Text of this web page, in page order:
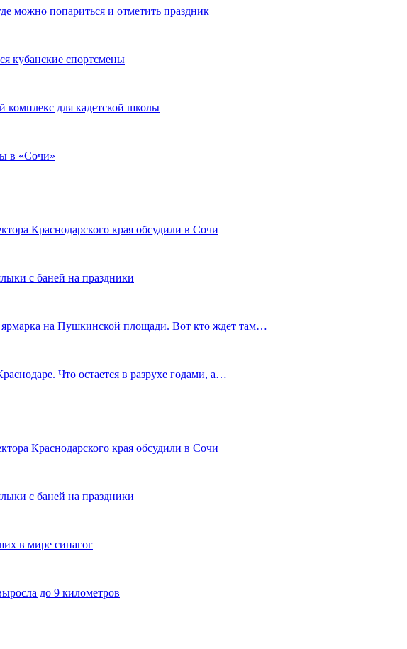
можно попариться и отметить праздник
кубанские спортсмены
для кадетской школы
в «Сочи»
Краснодарского края обсудили в Сочи
с баней на праздники
ярмарка на Пушкинской площади. Вот кто ждет там…
Что остается в разрухе годами, а…
Краснодарского края обсудили в Сочи
с баней на праздники
в мире синагог
до 9 километров